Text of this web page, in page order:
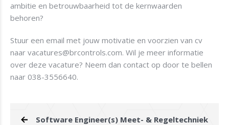
ambitie en betrouwbaarheid tot de kernwaarden
behoren?
Stuur een email met jouw motivatie en voorzien van cv
naar vacatures@brcontrols.com. Wil je meer informatie
over deze vacature? Neem dan contact op door te bellen
naar 038-3556640.
Software Engineer(s) Meet- & Regeltechniek